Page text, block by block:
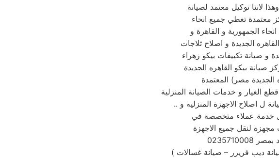
لاننا توكيل معتمد لصيانة
معتمدة تغطي جميع انحاء
الجمهورية و القاهرة و
الجديدة و اصلاح ثلاجات
و صيانة تكييفات بيكو زهراء
صيانة بيكو القاهره الجديدة
الغيار و خدمات الصيانة المنزلية
خدمة عملاء متخصصة في
ديب فريزر – صيانة غسالات )